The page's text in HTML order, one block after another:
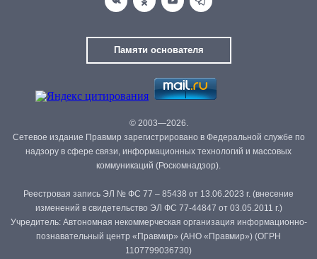
Памяти основателя
© 2003—2026.
Сетевое издание Правмир зарегистрировано в Федеральной службе по
надзору в сфере связи, информационных технологий и массовых
коммуникаций (Роскомнадзор).
Реестровая запись ЭЛ № ФС 77 – 85438 от 13.06.2023 г. (внесение
изменений в свидетельство ЭЛ ФС 77-44847 от 03.05.2011 г.)
Учредитель: Автономная некоммерческая организация информационно-
познавательный центр «Правмир» (АНО «Правмир») (ОГРН
1107799036730)